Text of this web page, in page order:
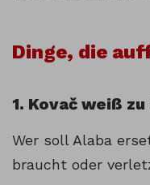
Dinge, die
1. Kovač weiß
Wer soll Alaba
braucht oder